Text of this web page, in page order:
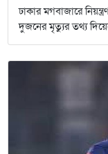
ঢাকার মগবাজারে
দুজনের মৃত্যুর তথ্য